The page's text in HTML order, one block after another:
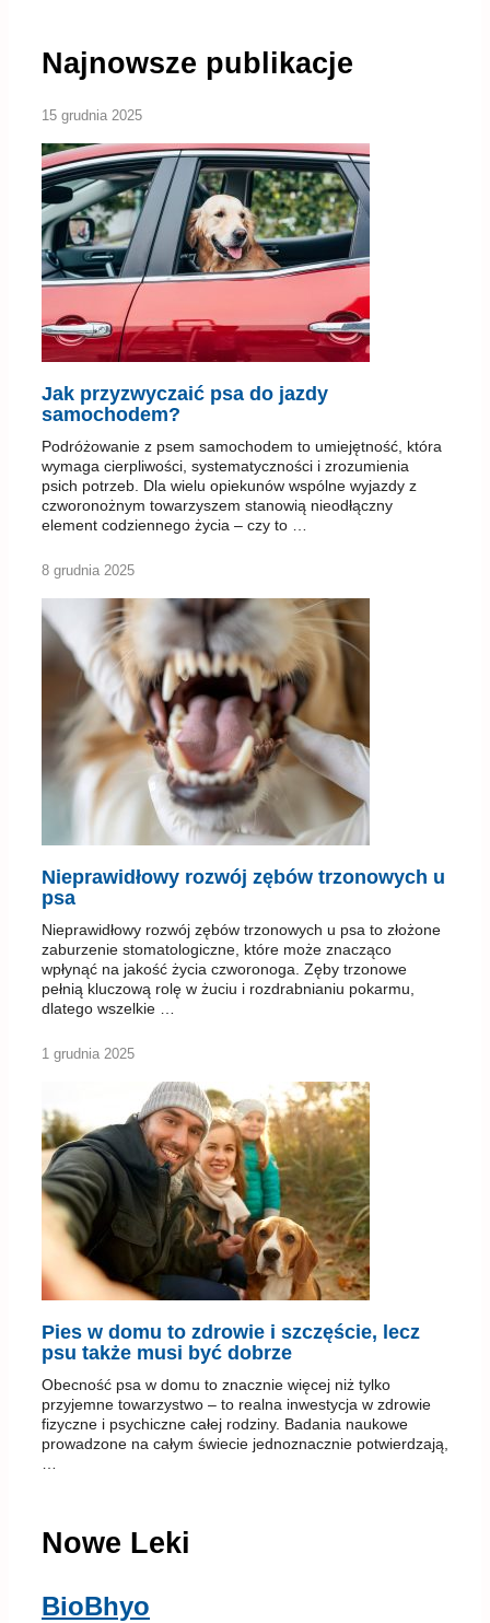
Najnowsze publikacje
15 grudnia 2025
Jak przyzwyczaić psa do jazdy
samochodem?
Podróżowanie z psem samochodem to umiejętność, która
wymaga cierpliwości, systematyczności i zrozumienia
psich potrzeb. Dla wielu opiekunów wspólne wyjazdy z
czworonożnym towarzyszem stanowią nieodłączny
element codziennego życia – czy to …
8 grudnia 2025
Nieprawidłowy rozwój zębów trzonowych u
psa
Nieprawidłowy rozwój zębów trzonowych u psa to złożone
zaburzenie stomatologiczne, które może znacząco
wpłynąć na jakość życia czworonoga. Zęby trzonowe
pełnią kluczową rolę w żuciu i rozdrabnianiu pokarmu,
dlatego wszelkie …
1 grudnia 2025
Pies w domu to zdrowie i szczęście, lecz
psu także musi być dobrze
Obecność psa w domu to znacznie więcej niż tylko
przyjemne towarzystwo – to realna inwestycja w zdrowie
fizyczne i psychiczne całej rodziny. Badania naukowe
prowadzone na całym świecie jednoznacznie potwierdzają,
Nowe Leki
BioBhyo